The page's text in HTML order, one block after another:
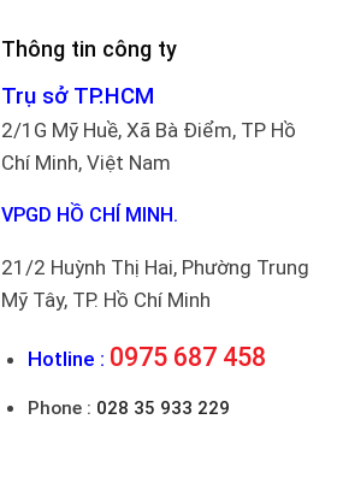
Thông tin công ty
Trụ sở TP.HCM
2/1G Mỹ Huề, Xã Bà Điểm, TP Hồ
Chí Minh, Việt Nam
VPGD HỒ CHÍ MINH.
21/2 Huỳnh Thị Hai, Phường Trung
Mỹ Tây, TP. Hồ Chí Minh
Hotline : 0975 687 458
Phone : 028 35 933 229